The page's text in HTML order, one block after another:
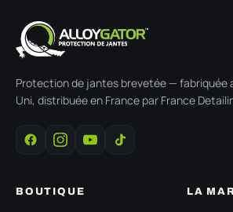
Protection de jantes brevetée — fabriquée
Uni, distribuée en France par France
BOUTIQUE LA